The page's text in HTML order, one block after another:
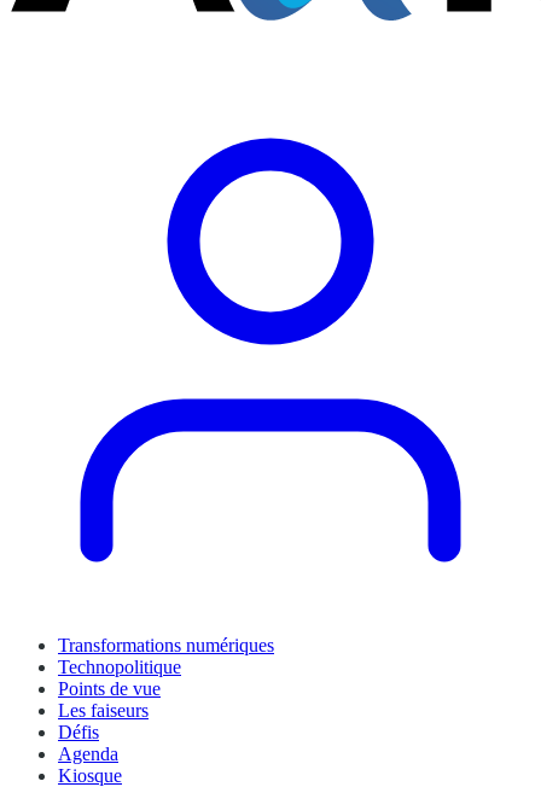
Transformations numériques
Technopolitique
Points de vue
Les faiseurs
Défis
Agenda
Kiosque